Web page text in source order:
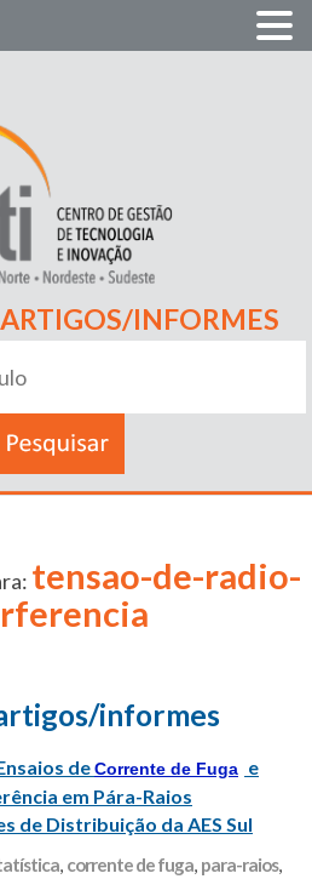
INFORMES
tensao-de-radio-
informes
deCorrente de Fuga e
em Pára-Raios
de Distribuição da AES Sul
, corrente de fuga, para-raios,